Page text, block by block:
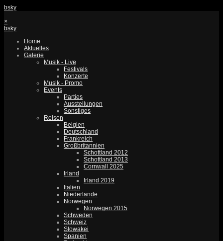
bsky
×
bsky
Home
Aktuelles
Galerie
Musik - Live
Festivals
Konzerte
Musik - Promo
Events
Parties
Ausstellungen
Sonstiges
Reisen
Belgien
Deutschland
Frankreich
Großbritannien
Schottland 2012
Schottland 2013
Cornwall 2025
Irland
Irland 2019
Italien
Niederlande
Norwegen
Norwegen 2015
Schweden
Schweiz
Slowakei
Spanien